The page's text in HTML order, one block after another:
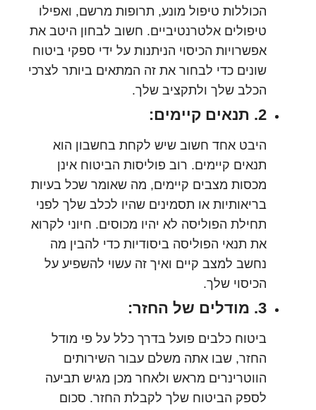
הכוללות טיפול מונע, תרופות מרשם, ואפילו
טיפולים אלטרנטיביים. חשוב לבחון היטב את
אפשרויות הכיסוי הניתנות על ידי ספקי ביטוח
שונים כדי לבחור את זה המתאים ביותר לצרכי
הכלב שלך ולתקציב שלך.
היבט אחד חשוב שיש לקחת בחשבון הוא
תנאים קיימים. רוב פוליסות הביטוח אינן
מכסות מצבים קיימים, מה שאומר שכל בעיות
בריאותיות או תסמינים שהיו לכלב שלך לפני
תחילת הפוליסה לא יהיו מכוסים. חיוני לקרוא
את תנאי הפוליסה ביסודיות כדי להבין מה
נחשב למצב קיים ואיך זה עשוי להשפיע על
הכיסוי שלך.
ביטוח כלבים פועל בדרך כלל על פי מודל
החזר, שבו אתה משלם עבור השירותים
הווטרינרים מראש ולאחר מכן מגיש תביעה
לספק הביטוח שלך לקבלת החזר. סכום